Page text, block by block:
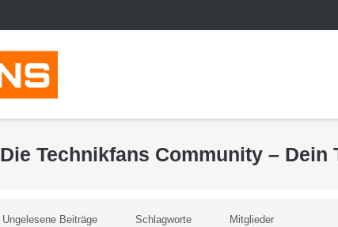
Die Technikfans Community – Dein
Ungelesene Beiträge Schlagworte Mitglieder